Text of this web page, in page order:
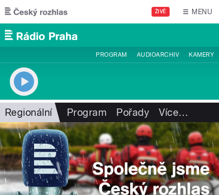
Přejít k hlavnímu obsahu
ŽIVĚ MENU
PROGRAM AUDIOARCHIV KAMERY
Regionální Program Pořady Více…